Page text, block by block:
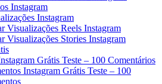
Instagram
Instagram
Visualizações Reels Instagram
Visualizações Stories Instagram
Grátis Teste – 100 Comentários
Instagram Grátis Teste – 100